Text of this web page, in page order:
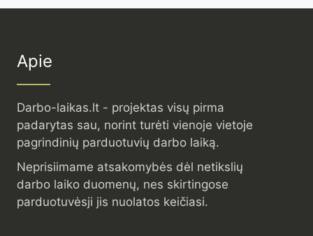
Apie
Darbo-laikas.lt - projektas visų pirma
padarytas sau, norint turėti vienoje vietoje
pagrindinių parduotuvių darbo laiką.
Neprisiimame atsakomybės dėl netikslių
darbo laiko duomenų, nes skirtingose
parduotuvėsji jis nuolatos keičiasi.